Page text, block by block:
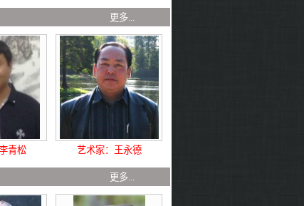
更多...
青松 艺术家：王永德
更多...